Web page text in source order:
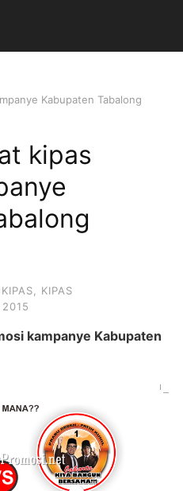
Kabupaten Tabalong
kipas
KIPAS
KIPAS
kampanye Kabupaten